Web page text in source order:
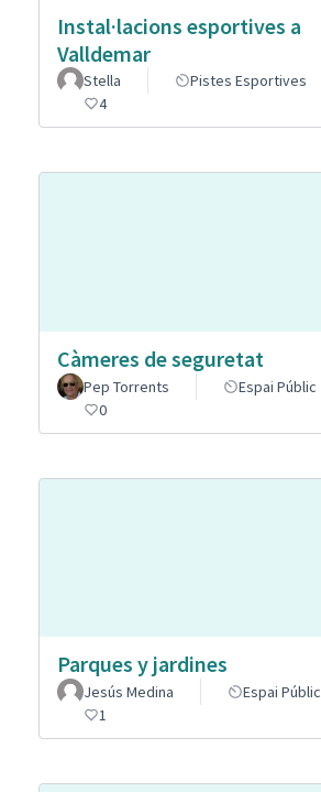
Instal·lacions esportives a
Valldemar
Stella Pistes Esportives
4
Càmeres de seguretat
Pep Torrents
Espai Públic
0
Parques y jardines
Jesús Medina
Espai Públic
1